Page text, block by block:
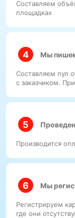
Составляем
площадках
Мы
Составляем пул
с заказчиком.
Производится
Мы
Регистрируем
где они